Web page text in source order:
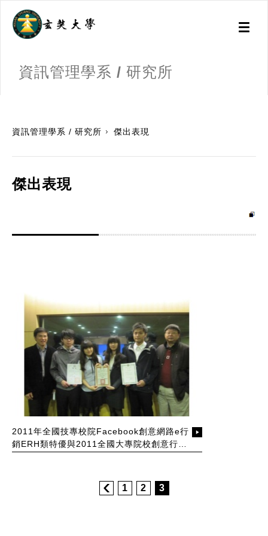
Toggle
資訊管理學系 / 研究所
資訊管理學系 / 研究所 傑出表現
傑出表現
2011年全國技專校院Facebook創意網路e行
銷ERH類特優與2011全國大專院校創意行銷
1 2 3